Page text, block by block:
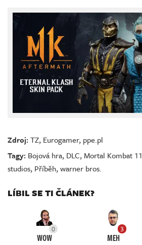
Zdroj:TZ, Eurogamer, ppe.pl
Tagy: Bojová hra, DLC, Mortal Kombat 11
studios, Příběh,warner bros.
LÍBIL SE TI ČLÁNEK?
0
WOW
3
MEH